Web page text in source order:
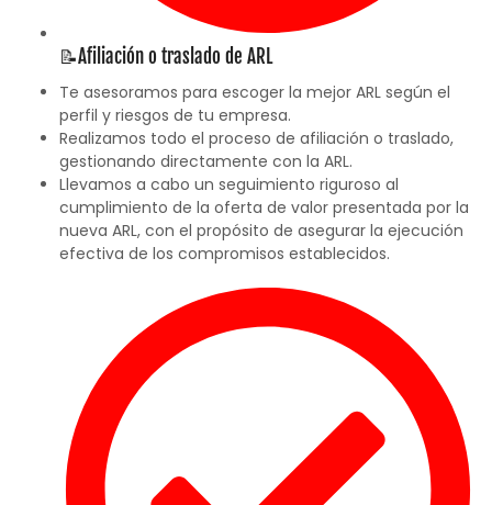
📝Afiliación o traslado de ARL
Te asesoramos para escoger la mejor ARL según el
perfil y riesgos de tu empresa.
Realizamos todo el proceso de afiliación o traslado,
gestionando directamente con la ARL.
Llevamos a cabo un seguimiento riguroso al
cumplimiento de la oferta de valor presentada por la
nueva ARL, con el propósito de asegurar la ejecución
efectiva de los compromisos establecidos.